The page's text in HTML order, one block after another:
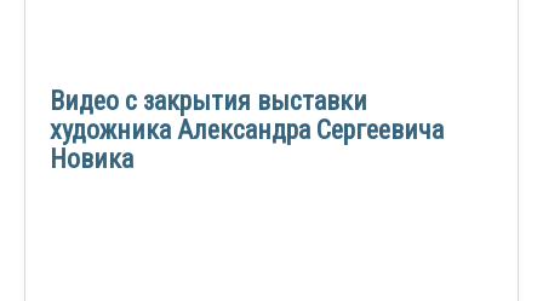
Видео с закрытия выставки
художника Александра Сергеевича
Новика